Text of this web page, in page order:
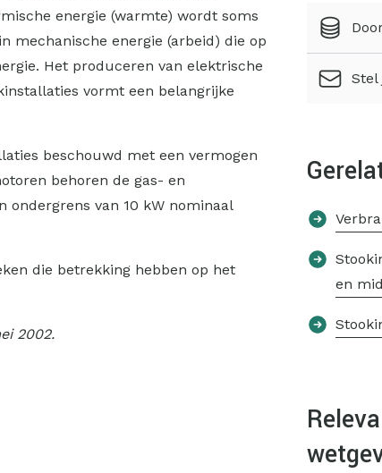
energie (warmte) wordt soms
mechanische energie (arbeid) die op
Het produceren van elektrische
vormt een belangrijke
beschouwd met een vermogen
behoren de gas- en
ondergrens van 10 kW nominaal
die betrekking hebben op het
2002.
Stel
en